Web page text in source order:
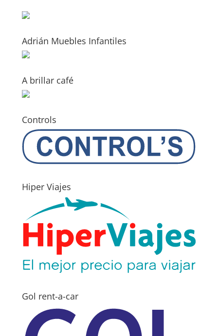
Adrián Muebles Infantiles
A brillar café
Controls
Hiper Viajes
Gol rent-a-car